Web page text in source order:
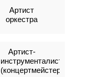
Артист
оркестра
Артист-
инструменталист
(концертмейстер)